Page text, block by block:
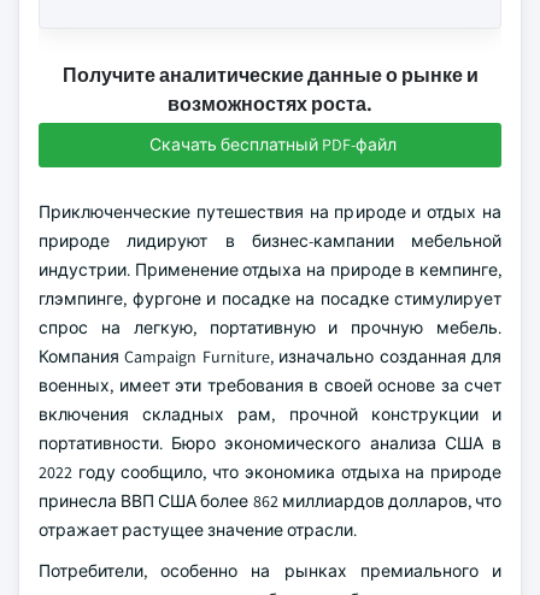
Получите аналитические данные о рынке и
возможностях роста.
Скачать бесплатный PDF-файл
Приключенческие путешествия на природе и отдых на
природе лидируют в бизнес-кампании мебельной
индустрии. Применение отдыха на природе в кемпинге,
глэмпинге, фургоне и посадке на посадке стимулирует
спрос на легкую, портативную и прочную мебель.
Компания Campaign Furniture, изначально созданная для
военных, имеет эти требования в своей основе за счет
включения складных рам, прочной конструкции и
портативности. Бюро экономического анализа США в
2022 году сообщило, что экономика отдыха на природе
принесла ВВП США более 862 миллиардов долларов, что
отражает растущее значение отрасли.
Потребители, особенно на рынках премиального и